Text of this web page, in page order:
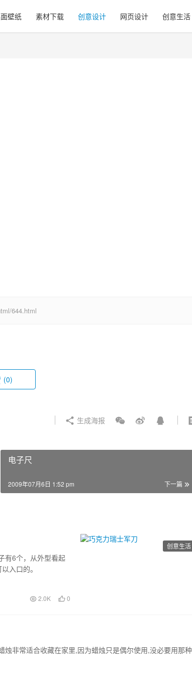
壁纸 素材下载 创意设计 网页设计 创意生活
644.html
(0)
生成海报
电子尺
下一篇
2009年07月6日 1:52 pm
创意生活
有6个，从外型看起
入口的。
2.0K 0
非常适合收藏在家里,因为蜡烛只是偶尔使用,没必要用那种